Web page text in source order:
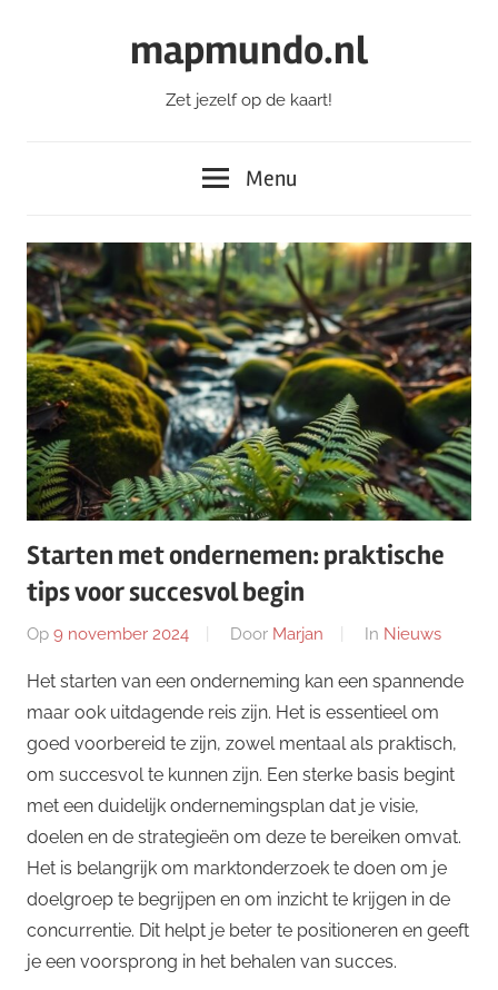
mapmundo.nl
Zet jezelf op de kaart!
Menu
Starten met ondernemen: praktische
tips voor succesvol begin
Op 9 november 2024 Door Marjan In Nieuws
Het starten van een onderneming kan een spannende
maar ook uitdagende reis zijn. Het is essentieel om
goed voorbereid te zijn, zowel mentaal als praktisch,
om succesvol te kunnen zijn. Een sterke basis begint
met een duidelijk ondernemingsplan dat je visie,
doelen en de strategieën om deze te bereiken omvat.
Het is belangrijk om marktonderzoek te doen om je
doelgroep te begrijpen en om inzicht te krijgen in de
concurrentie. Dit helpt je beter te positioneren en geeft
je een voorsprong in het behalen van succes.